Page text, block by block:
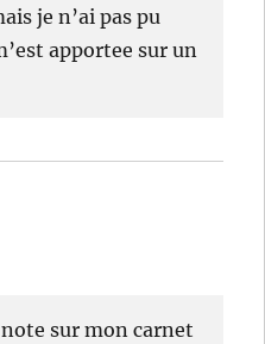
je n’ai pas pu
apportee sur un
sur mon carnet